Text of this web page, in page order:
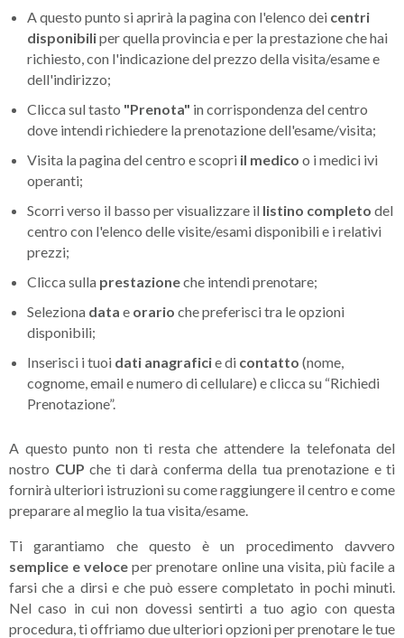
A questo punto si aprirà la pagina con l'elenco dei centri
disponibiliper quella provincia e per la prestazione che hai
richiesto, con l'indicazione del prezzo della visita/esame e
dell'indirizzo;
Clicca sul tasto "Prenota" in corrispondenza del centro
dove intendi richiedere la prenotazione dell'esame/visita;
Visita la pagina del centro e scopri il medico o i medici ivi
operanti;
Scorri verso il basso per visualizzare il listino completo del
centro con l'elenco delle visite/esami disponibili e i relativi
prezzi;
Clicca sulla prestazioneche intendi prenotare;
Seleziona data e orario che preferisci tra le opzioni
disponibili;
Inserisci i tuoi dati anagraficie di contatto (nome,
cognome, email e numero di cellulare) e clicca su “Richiedi
Prenotazione”.
A questo punto non ti resta che attendere la telefonata del
nostro CUP che ti darà conferma della tua prenotazione e ti
fornirà ulteriori istruzioni su come raggiungere il centro e come
preparare al meglio la tua visita/esame.
Ti garantiamo che questo è un procedimento davvero
semplice e veloce per prenotare online una visita, più facile a
farsi che a dirsi e che può essere completato in pochi minuti.
Nel caso in cui non dovessi sentirti a tuo agio con questa
procedura, ti offriamo due ulteriori opzioni per prenotare le tue